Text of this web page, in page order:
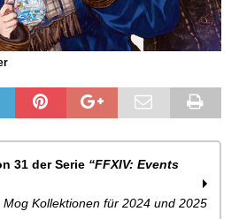
31 der Serie “FFXIV: Events
Kollektionen für 2024 und 2025